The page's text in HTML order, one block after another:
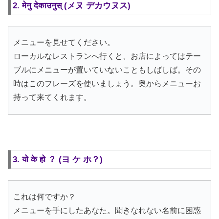
2. मेनु देकाउनुस् (メヌ デカウヌス)
メニューを見せてください。
ローカルなレストランへ行くと、お店によってはテー
ブルにメニューが置いていないこともしばしば。その
時はこのフレーズを使いましょう。奥からメニューお
持って来てくれます。
3. यो के हो ？ (ヨ ケ ホ？)
これは何ですか？
メニューを手にしたあなた。聞きなれない名前に困惑